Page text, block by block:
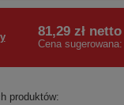
81,29 złnetto
Cena sugerowana:
produktów: